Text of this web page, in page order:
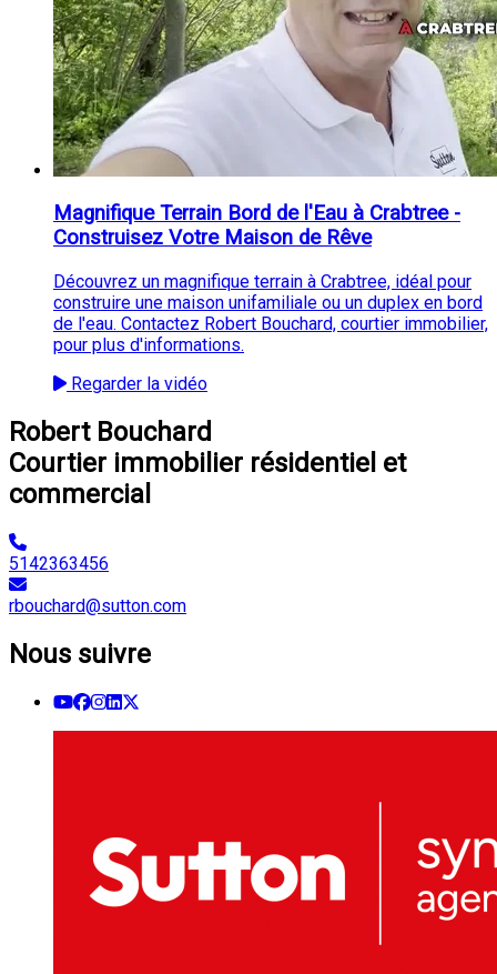
Magnifique Terrain Bord de l'Eau à Crabtree -
Construisez Votre Maison de Rêve
Découvrez un magnifique terrain à Crabtree, idéal pour
construire une maison unifamiliale ou un duplex en bord
de l'eau. Contactez Robert Bouchard, courtier immobilier,
pour plus d'informations.
Regarder la vidéo
Robert Bouchard
Courtier immobilier résidentiel et
commercial
5142363456
rbouchard@sutton.com
Nous suivre